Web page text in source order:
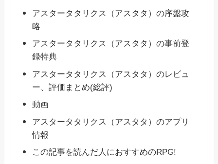
アスタータタリクス（アスタタ）の序盤攻
略
アスタータタリクス（アスタタ）の事前登
録特典
アスタータタリクス（アスタタ）のレビュ
ー、評価まとめ(総評)
動画
アスタータタリクス（アスタタ）のアプリ
情報
この記事を読んだ人におすすめのRPG!